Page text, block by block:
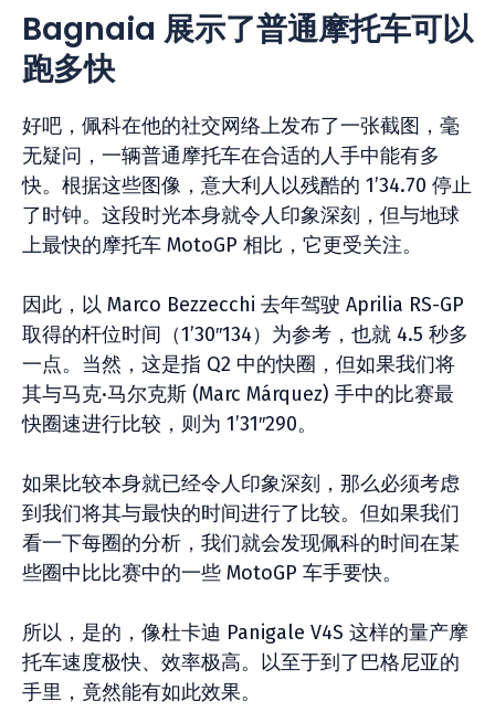
Bagnaia 展示了普通摩托车可以
跑多快
好吧，佩科在他的社交网络上发布了一张截图，毫
无疑问，一辆普通摩托车在合适的人手中能有多
快。根据这些图像，意大利人以残酷的 1’34.70 停止
了时钟。这段时光本身就令人印象深刻，但与地球
上最快的摩托车 MotoGP 相比，它更受关注。
因此，以 Marco Bezzecchi 去年驾驶 Aprilia RS-GP
取得的杆位时间（1’30″134）为参考，也就 4.5 秒多
一点。当然，这是指 Q2 中的快圈，但如果我们将
其与马克·马尔克斯 (Marc Márquez) 手中的比赛最
快圈速进行比较，则为 1’31″290。
如果比较本身就已经令人印象深刻，那么必须考虑
到我们将其与最快的时间进行了比较。但如果我们
看一下每圈的分析，我们就会发现佩科的时间在某
些圈中比比赛中的一些 MotoGP 车手要快。
所以，是的，像杜卡迪 Panigale V4S 这样的量产摩
托车速度极快、效率极高。以至于到了巴格尼亚的
手里，竟然能有如此效果。